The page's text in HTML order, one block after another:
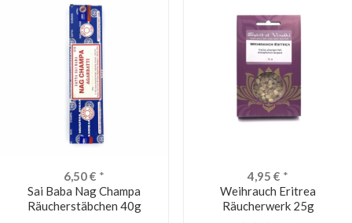
6,50€ *
Sai Baba Nag Champa
Räucherstäbchen 40g
4,95 € *
Weihrauch Eritrea
Räucherwerk 25g